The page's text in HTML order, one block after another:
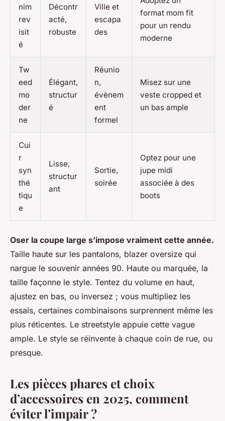
nim
rev
isit
é
Décontr
acté,
robuste
Ville et
escapa
des
format mom fit
pour un rendu
moderne
Tw
eed
mo
der
ne
Élégant,
structur
é
Réunio
n,
évènem
ent
formel
Misez sur une
veste cropped et
un bas ample
Cui
r
syn
thé
tiqu
e
Lisse,
structur
ant
Sortie,
soirée
Optez pour une
jupe midi
associée à des
boots
Oser la coupe large s’impose vraiment cette année.
Taille haute sur les pantalons, blazer oversize qui
nargue le souvenir années 90. Haute ou marquée, la
taille façonne le style. Tentez du volume en haut,
ajustez en bas, ou inversez ; vous multipliez les
essais, certaines combinaisons surprennent même les
plus réticentes. Le streetstyle appuie cette vague
ample. Le style se réinvente à chaque coin de rue, ou
presque.
Les pièces phares et choix
d’accessoires en 2025, comment
éviter l’impair ?